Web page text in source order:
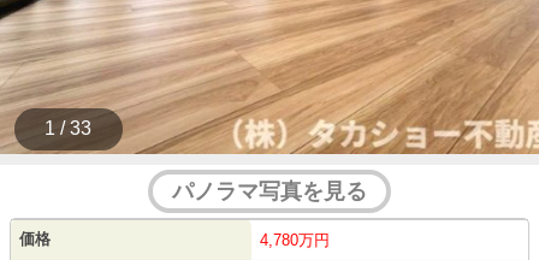
1 / 33
パノラマ写真を見る
価格 4,780万円